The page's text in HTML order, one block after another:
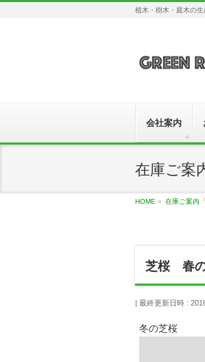
植木・樹木・庭木の
会社案内
在庫ご案
HOME » 在庫ご案内
芝桜 春
最終更新日時 :
冬の芝桜